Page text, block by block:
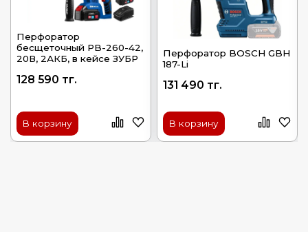
Перфоратор
бесщеточный PB-260-42,
20В, 2АКБ, в кейсе ЗУБР
128 590 тг.
В корзину
Перфоратор BOSCH GBH
187-Li
131 490 тг.
В корзину